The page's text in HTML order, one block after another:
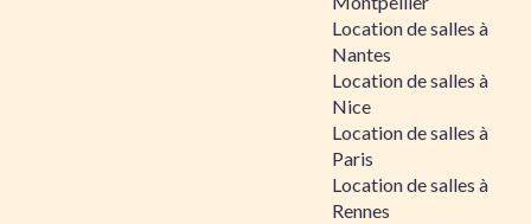
Location de salles à
Nantes
Location de salles à
Nice
Location de salles à
Paris
Location de salles à
Rennes